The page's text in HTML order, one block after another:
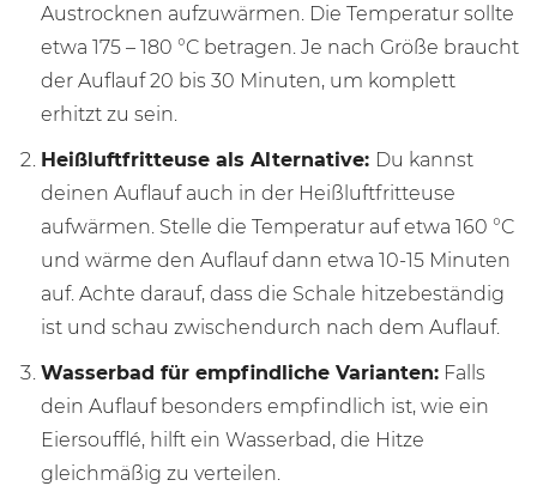
Austrocknen aufzuwärmen. Die Temperatur sollte
etwa 175 – 180 °C betragen. Je nach Größe braucht
der Auflauf 20 bis 30 Minuten, um komplett
erhitzt zu sein.
Heißluftfritteuse als Alternative: Du kannst
deinen Auflauf auch in der Heißluftfritteuse
aufwärmen. Stelle die Temperatur auf etwa 160 °C
und wärme den Auflauf dann etwa 10-15 Minuten
auf. Achte darauf, dass die Schale hitzebeständig
ist und schau zwischendurch nach dem Auflauf.
Wasserbad für empfindliche Varianten: Falls
dein Auflauf besonders empfindlich ist, wie ein
Eiersoufflé, hilft ein Wasserbad, die Hitze
gleichmäßig zu verteilen.